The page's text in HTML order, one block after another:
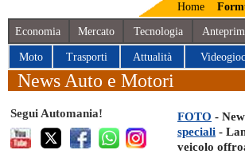
Home
Economia Mercato Tecnologia
Moto Trasporti Attualità
News Auto e Motori
Segui Automania! FOTO -
speciali -
veicolo